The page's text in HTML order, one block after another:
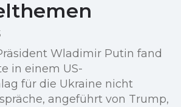
Wladimir Putin fand
in einem US-
für die Ukraine nicht
angeführt von Trump,